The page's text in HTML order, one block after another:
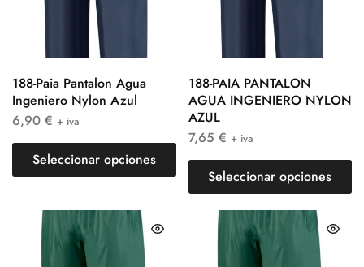
188-Paia Pantalon Agua
Ingeniero Nylon Azul
6,90 € + iva
Seleccionar opciones
188-PAIA PANTALON
AGUA INGENIERO NYLON
AZUL
7,65 € + iva
Seleccionar opciones